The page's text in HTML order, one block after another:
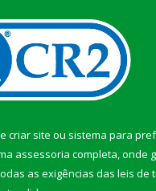
criar site ou sistema para
assessoria completa, onde
as exigências das leis de